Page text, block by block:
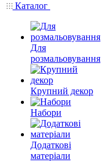
Каталог
Для
розмальовування
Крупний декор
Набори
Додаткові
матеріали